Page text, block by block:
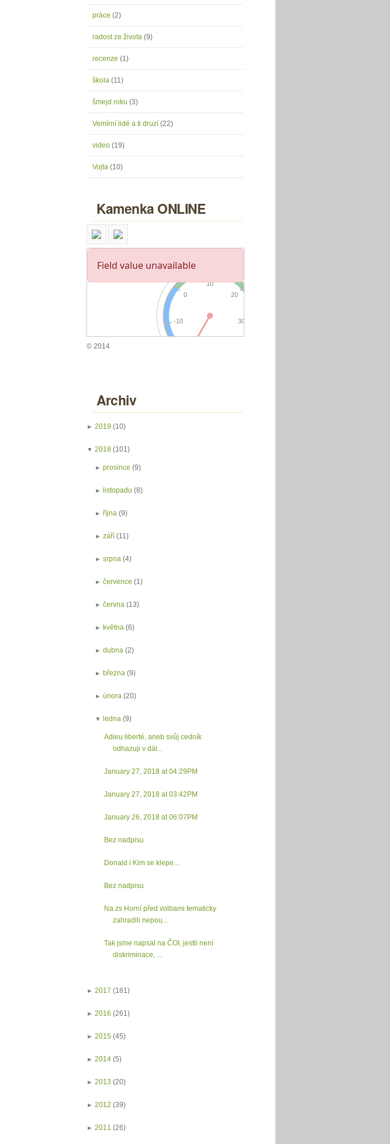
práce (2)
radost ze života (9)
recenze (1)
škola (11)
šmejd roku (3)
Vemírní lidé a ti druzí (22)
video (19)
Vojta (10)
Kamenka ONLINE
© 2014
Archiv
► 2019 (10)
▼ 2018 (101)
►prosince (9)
►listopadu (8)
►října (9)
►září (11)
►srpna (4)
►července (1)
►června (13)
►května (6)
►dubna (2)
►března (9)
►února (20)
▼ledna (9)
Adieu liberté, aneb svůj cedník
odhazuji v dál...
January 27, 2018 at 04:29PM
January 27, 2018 at 03:42PM
January 26, 2018 at 06:07PM
Bez nadpisu
Donald i Kim se klepe....
Bez nadpisu
Na zs Horní před volbami tematicky
zahradili nepou...
Tak jsme napsal na ČOI, jestli není
diskriminace, ...
► 2017 (181)
► 2016 (261)
► 2015 (45)
► 2014 (5)
► 2013 (20)
► 2012 (39)
► 2011 (26)